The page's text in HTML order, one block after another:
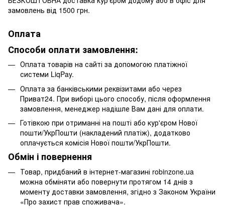
замовлень від 1500 грн.
Оплата
Способи оплати замовлення:
Оплата товарів на сайті за допомогою платіжної
системи LiqPay.
Оплата за банківськими реквізитами або через
Приват24. При виборі цього способу, після оформлення
замовлення, менеджер надішле Вам дані для оплати.
Готівкою при отриманні на пошті або кур'єром Нової
пошти/УкрПошти (накладений платіж), додатково
оплачується комісія Нової пошти/УкрПошти.
Обмін і повернення
Товар, придбаний в інтернет-магазині robinzone.ua
можна обміняти або повернути протягом 14 днів з
моменту доставки замовлення, згідно з Законом України
«Про захист прав споживача».